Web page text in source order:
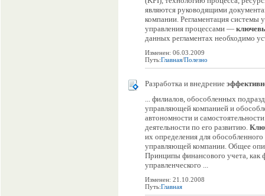
являются руководящими
компании. Регламентация системы
управления процессами —
данных регламентах необходимо
Изменен: 06.03.2009
Путь:Главная/Полезно
Разработка и внедрение
... филиалов, обособленных
управляющей компанией и
автономности и
деятельности по его развитию.
их определения для
управляющей компании. Общее
Принципы финансового учета, как
управленческого ...
Изменен: 21.10.2008
Путь:Главная